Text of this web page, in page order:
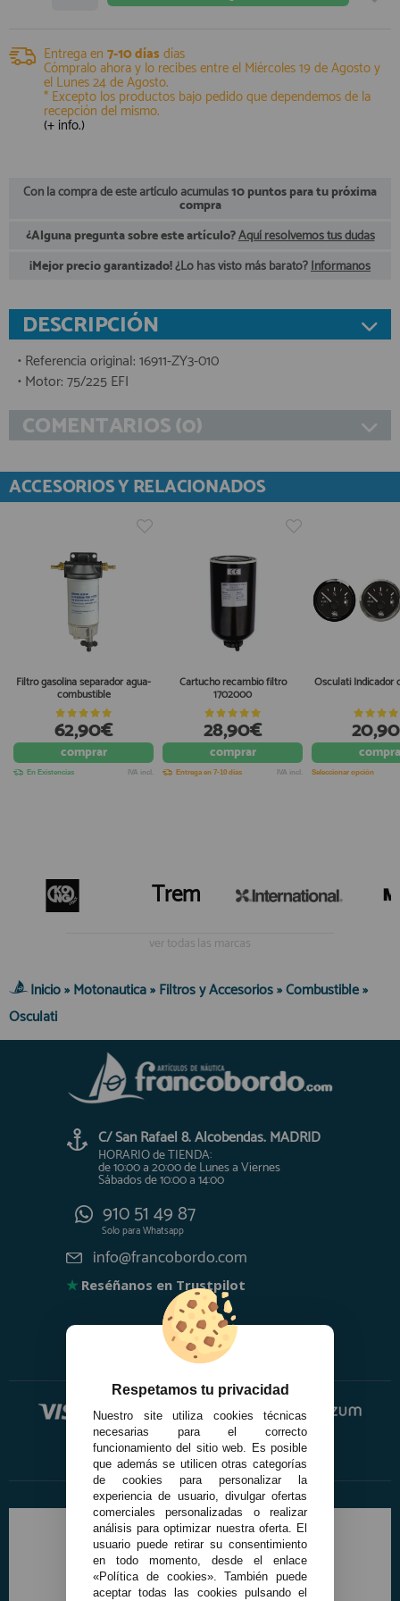
INFORMACION
HORARIO de TIENDA:
de 10:00 a 20:00 de Lunes a Viernes
910 51 49 87 Whatsapp
Entrega en 7-10 días días
Cómpralo ahora y lo recibes entre el Miércoles 19 de Agostoy
el Lunes 24 de Agosto.
* Excepto los productos bajo pedido que dependemos de la
recepción del mismo.
(+ info.)
Con la compra de este artículo acumulas10 puntos para tu próxima
compra
¿Alguna pregunta sobre este artículo?Aquí resolvemos tus dudas
¡Mejor precio garantizado!¿Lo has visto más barato?Infórmanos
DESCRIPCIÓN
• Referencia original: 16911-ZY3-010
• Motor: 75/225 EFI
COMENTARIOS (0)
ACCESORIOS Y RELACIONADOS
Filtro gasolina separador agua-
combustible
62,90€
comprar
En Existencias IVA incl.
Cartucho recambio filtro
1702000
28,90€
comprar
Entrega en 7-10 días IVA incl.
Osculati Indicador
Seleccionar opción
Trem
ver todas las marcas
Inicio»Motonautica»Filtros y Accesorios»Combustible»
Osculati
C/ San Rafael 8. Alcobendas. MADRID
HORARIO de TIENDA:
de 10:00 a 20:00 de Lunes a Viernes
Sábados de 10:00 a 14:00
910 51 49 87
Solo paraWhatsapp
info@francobordo.com
★ Reséñanos en Trustpilot
Respetamos tu privacidad
Nuestro site utiliza cookies técnicas
necesarias para el correcto
funcionamiento del sitio web. Es posible
que además se utilicen otras categorías
de cookies para personalizar la
experiencia de usuario, divulgar ofertas
comerciales personalizadas o realizar
análisis para optimizar nuestra oferta. El
usuario puede retirar su consentimiento
en todo momento, desde el enlace
«Política de cookies». También puede
aceptar todas las cookies pulsando el